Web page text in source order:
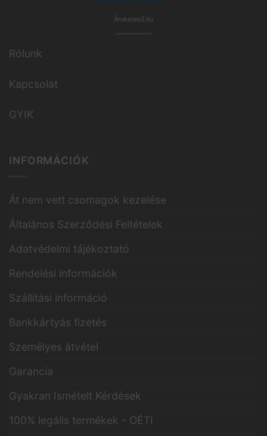
Árukereső.hu
Rólunk
Kapcsolat
GYIK
INFORMÁCIÓK
Át nem vett csomagok kezelése
Általános Szerződési Feltételek
Adatvédelmi tájékoztató
Rendelési információk
Szállítási információ
Bankkártyás fizetés
Személyes átvétel
Garancia
Gyakran Ismételt Kérdések
100% legális termékek - OÉTI